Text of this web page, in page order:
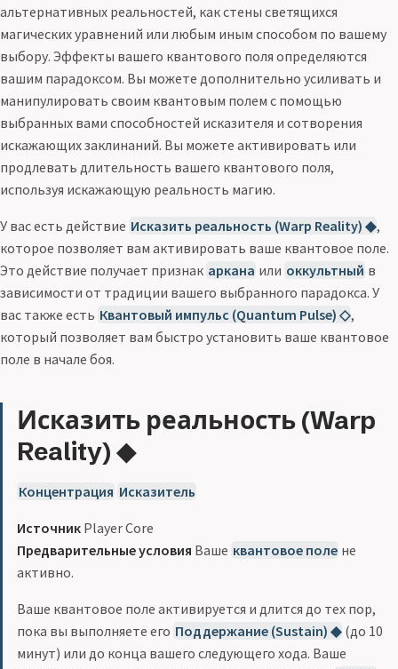
альтернативных реальностей, как стены светящихся
магических уравнений или любым иным способом по вашему
выбору. Эффекты вашего квантового поля определяются
вашим парадоксом. Вы можете дополнительно усиливать и
манипулировать своим квантовым полем с помощью
выбранных вами способностей исказителя и сотворения
искажающих заклинаний. Вы можете активировать или
продлевать длительность вашего квантового поля,
используя искажающую реальность магию.
У вас есть действие Исказить реальность (Warp Reality) ◆,
которое позволяет вам активировать ваше квантовое поле.
Это действие получает признак аркана или оккультный в
зависимости от традиции вашего выбранного парадокса. У
вас также есть Квантовый импульс (Quantum Pulse) ◇,
который позволяет вам быстро установить ваше квантовое
поле в начале боя.
Исказить реальность (Warp
Reality) ◆
Концентрация Исказитель
Источник Player Core
Предварительные условия Ваше квантовое поле не
активно.
Ваше квантовое поле активируется и длится до тех пор,
пока вы выполняете его Поддержание (Sustain) ◆ (до 10
минут) или до конца вашего следующего хода. Ваше